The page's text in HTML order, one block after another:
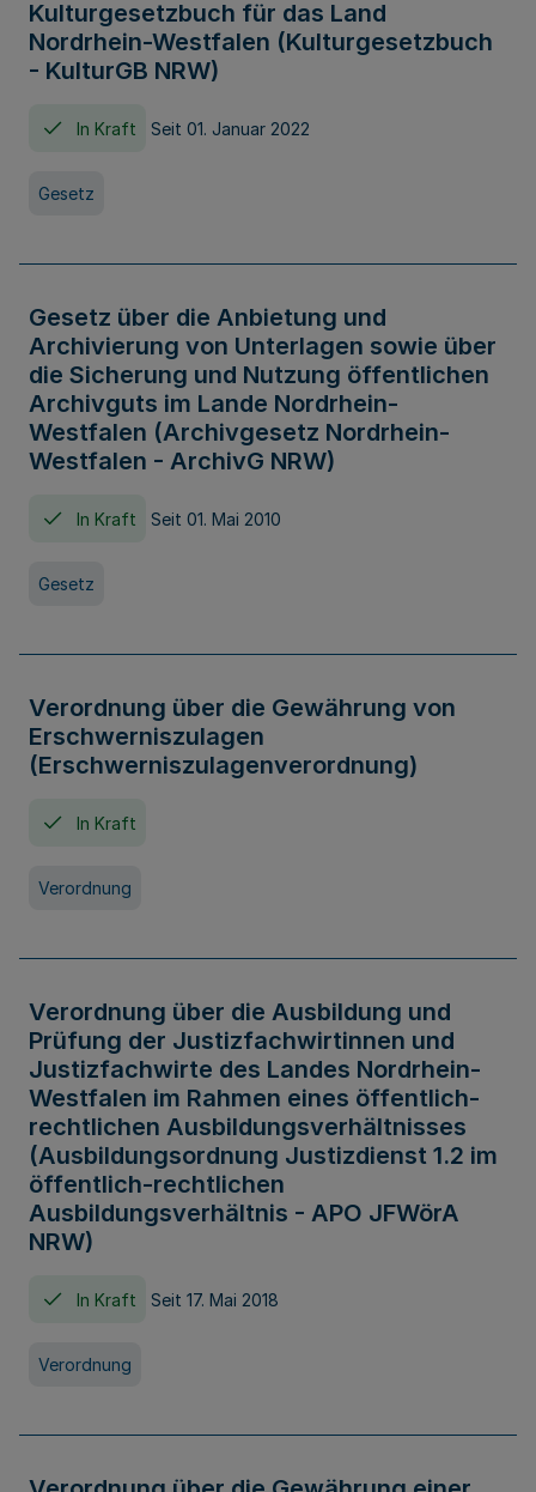
Kulturgesetzbuch für das Land
Nordrhein-Westfalen (Kulturgesetzbuch
- KulturGB NRW)
In Kraft Seit 01. Januar 2022
Gesetz
Gesetz über die Anbietung und
Archivierung von Unterlagen sowie über
die Sicherung und Nutzung öffentlichen
Archivguts im Lande Nordrhein-
Westfalen (Archivgesetz Nordrhein-
Westfalen - ArchivG NRW)
In Kraft Seit 01. Mai 2010
Gesetz
Verordnung über die Gewährung von
Erschwerniszulagen
(Erschwerniszulagenverordnung)
In Kraft
Verordnung
Verordnung über die Ausbildung und
Prüfung der Justizfachwirtinnen und
Justizfachwirte des Landes Nordrhein-
Westfalen im Rahmen eines öffentlich-
rechtlichen Ausbildungsverhältnisses
(Ausbildungsordnung Justizdienst 1.2 im
öffentlich-rechtlichen
Ausbildungsverhältnis - APO JFWörA
NRW)
In Kraft Seit 17. Mai 2018
Verordnung